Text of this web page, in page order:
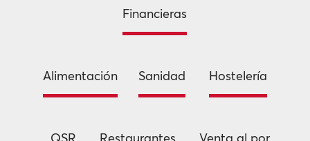
Financieras
Alimentación Sanidad Hostelería
QSR Restaurantes Venta al por